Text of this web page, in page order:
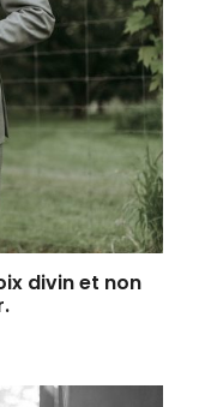
divin et non